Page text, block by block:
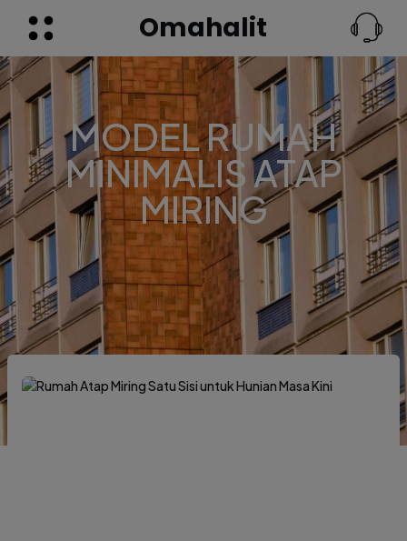
Omahalit
MODEL RUMAH
MINIMALIS ATAP
MIRING